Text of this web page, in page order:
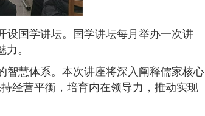
设国学讲坛。国学讲坛每月举办一次讲
。
智慧体系。本次讲座将深入阐释儒家核心
经营平衡，培育内在领导力，推动实现